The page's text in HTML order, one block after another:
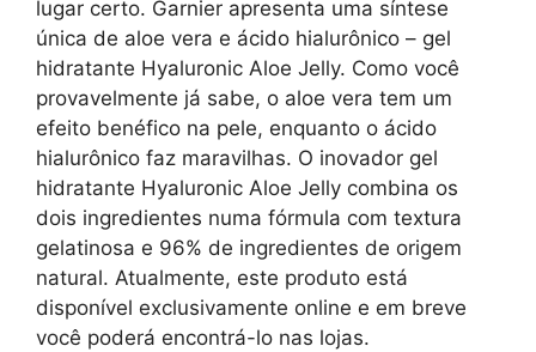
lugar certo. Garnier apresenta uma síntese
única de aloe vera e ácido hialurônico – gel
hidratante Hyaluronic Aloe Jelly. Como você
provavelmente já sabe, o aloe vera tem um
efeito benéfico na pele, enquanto o ácido
hialurônico faz maravilhas. O inovador gel
hidratante Hyaluronic Aloe Jelly combina os
dois ingredientes numa fórmula com textura
gelatinosa e 96% de ingredientes de origem
natural. Atualmente, este produto está
disponível exclusivamente online e em breve
você poderá encontrá-lo nas lojas.